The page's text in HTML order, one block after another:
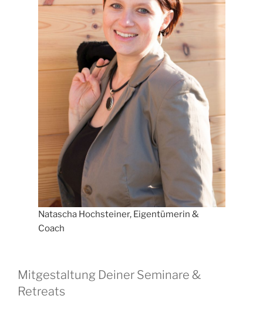
Natascha Hochsteiner, Eigentümerin &
Coach
Mitgestaltung Deiner Seminare &
Retreats